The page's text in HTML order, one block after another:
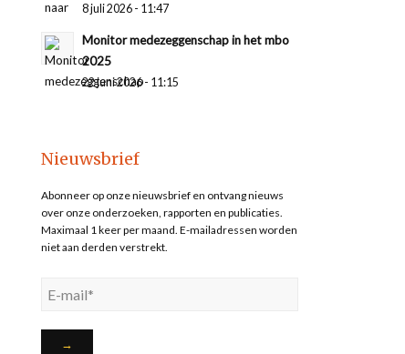
8 juli 2026 - 11:47
Monitor medezeggenschap in het mbo
2025
22 juni 2026 - 11:15
Nieuwsbrief
Abonneer op onze nieuwsbrief en ontvang nieuws
over onze onderzoeken, rapporten en publicaties.
Maximaal 1 keer per maand. E-mailadressen worden
niet aan derden verstrekt.